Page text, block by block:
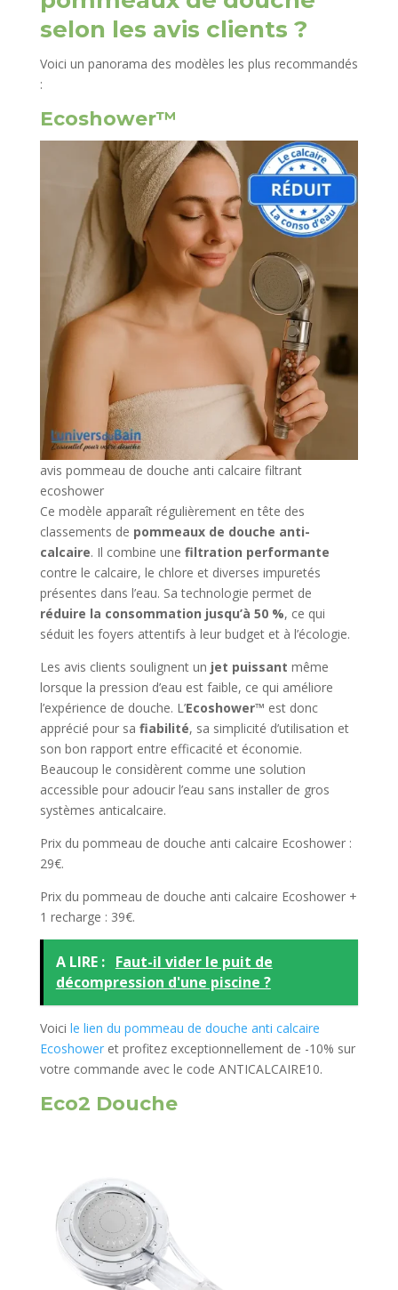
selon les avis clients ?
Voici un panorama des modèles les plus recommandés
:
Ecoshower™
avis pommeau de douche anti calcaire filtrant
ecoshower
Ce modèle apparaît régulièrement en tête des
classements de pommeaux de douche anti-
calcaire. Il combine une filtration performante
contre le calcaire, le chlore et diverses impuretés
présentes dans l’eau. Sa technologie permet de
réduire la consommation jusqu’à 50 %, ce qui
séduit les foyers attentifs à leur budget et à l’écologie.
Les avis clients soulignent un jet puissant même
lorsque la pression d’eau est faible, ce qui améliore
l’expérience de douche. L’Ecoshower™ est donc
apprécié pour sa fiabilité, sa simplicité d’utilisation et
son bon rapport entre efficacité et économie.
Beaucoup le considèrent comme une solution
accessible pour adoucir l’eau sans installer de gros
systèmes anticalcaire.
Prix du pommeau de douche anti calcaire Ecoshower :
29€.
Prix du pommeau de douche anti calcaire Ecoshower +
1 recharge : 39€.
A LIRE : Faut-il vider le puit de
décompression d'une piscine ?
Voici le lien du pommeau de douche anti calcaire
Ecoshoweret profitez exceptionnellement de -10% sur
votre commande avec le code ANTICALCAIRE10.
Eco2 Douche